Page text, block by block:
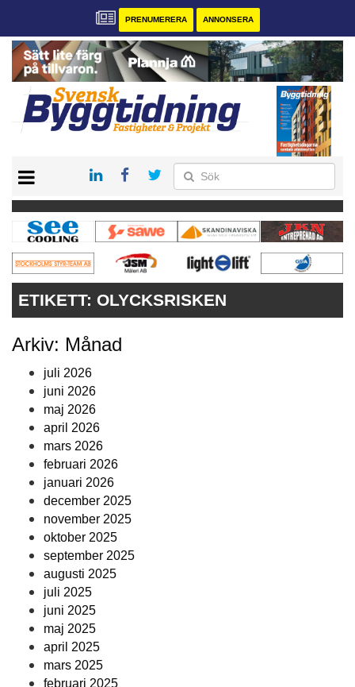
PRENUMERERA ANNONSERA
PRENUMERERA
VÅRA ANDRA MAGASIN
ANNONSERA
KONTAKT
ETIKETT: OLYCKSRISKEN
Arkiv: Månad
juli 2026
juni 2026
maj 2026
april 2026
mars 2026
februari 2026
januari 2026
december 2025
november 2025
oktober 2025
september 2025
augusti 2025
juli 2025
juni 2025
maj 2025
april 2025
mars 2025
februari 2025